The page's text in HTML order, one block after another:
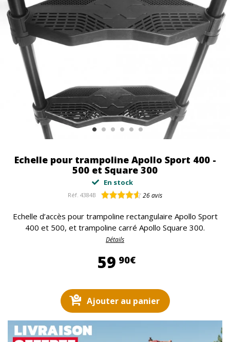
Echelle pour trampoline Apollo Sport 400 -
500 et Square 300
En stock
Réf. 4384B 26avis
Echelle d’accès pour trampoline rectangulaire Apollo Sport
400 et 500, et trampoline carré Apollo Square 300.
Détails
59 90€59,90 €
Ajouter au panier